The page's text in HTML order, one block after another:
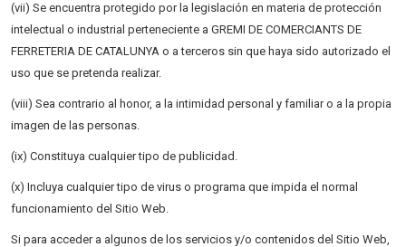
(vii) Se encuentra protegido por la legislación en materia de protección
intelectual o industrial perteneciente a GREMI DE COMERCIANTS DE
FERRETERIA DE CATALUNYA o a terceros sin que haya sido autorizado el
uso que se pretenda realizar.
(viii) Sea contrario al honor, a la intimidad personal y familiar o a la propia
imagen de las personas.
(ix) Constituya cualquier tipo de publicidad.
(x) Incluya cualquier tipo de virus o programa que impida el normal
funcionamiento del Sitio Web.
Si para acceder a algunos de los servicios y/o contenidos del Sitio Web,